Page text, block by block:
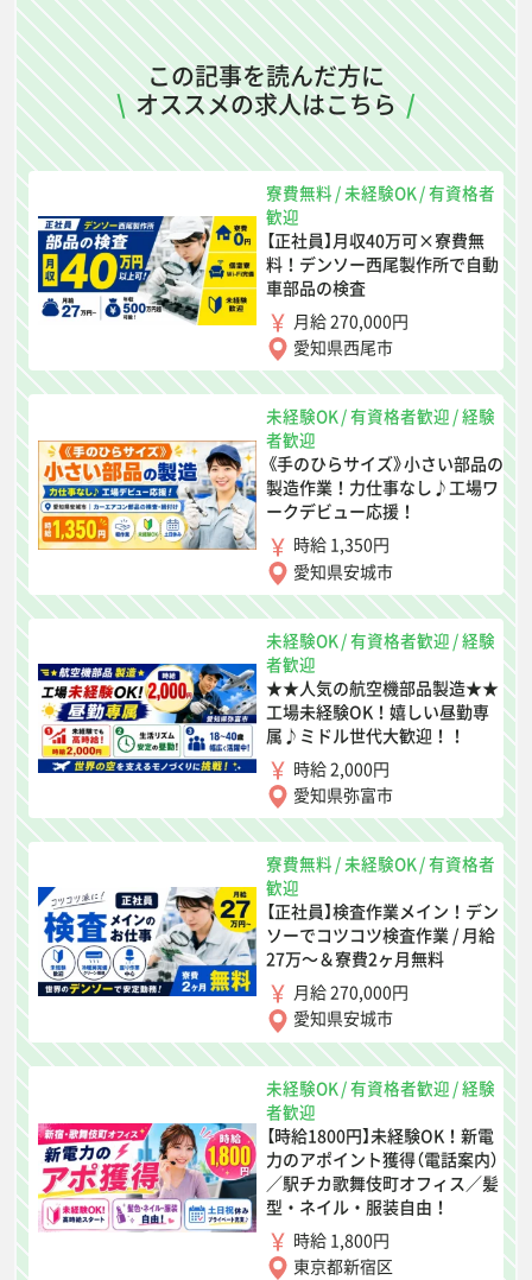
この記事を読んだ方に
\ オススメの求人はこちら /
寮費無料 /未経験OK/有資格者
歓迎
【正社員】月収40万可×寮費無
料！デンソー西尾製作所で自動
車部品の検査
月給 270,000円
愛知県西尾市
未経験OK/有資格者歓迎 /経験
者歓迎
《手のひらサイズ》小さい部品の
製造作業！力仕事なし♪工場ワ
ークデビュー応援！
時給 1,350円
愛知県安城市
未経験OK /有資格者歓迎 /経験
者歓迎
★★人気の航空機部品製造★★
工場未経験OK！嬉しい昼勤専
属♪ミドル世代大歓迎！！
時給 2,000円
愛知県弥富市
寮費無料 /未経験OK/有資格者
歓迎
【正社員】検査作業メイン！デン
ソーでコツコツ検査作業 / 月給
27万〜＆寮費2ヶ月無料
月給 270,000円
愛知県安城市
未経験OK /有資格者歓迎 /経験
者歓迎
【時給1800円】未経験OK！新電
力のアポイント獲得（電話案内）
／駅チカ歌舞伎町オフィス／髪
型・ネイル・服装自由！
時給 1,800円
東京都新宿区